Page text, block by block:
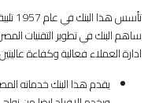
ساهم البنك في تطوير التقنيات
ادارة العملاء فعالية وكفاءة
يقدم هذا البنك خدماته